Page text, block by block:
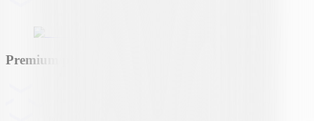
Premium partner